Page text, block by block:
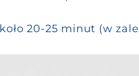
20-25 minut (w